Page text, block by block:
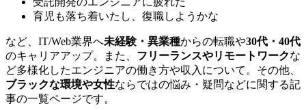
育児も落ち着いたし、復職しようかな
など、IT/Web業界へ未経験・異業種からの転職や30代・40代
のキャリアアップ。また、 フリーランスやリモートワークな
ど多様化したエンジニアの働き方や収入について。その他、
ブラックな環境や女性ならではの悩み・疑問などに関する記
事の一覧ページです。